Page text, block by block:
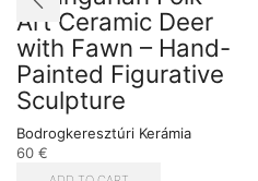
Art Ceramic Deer
with Fawn – Hand-
Painted Figurative
Sculpture
Bodrogkeresztúri Kerámia
60 €